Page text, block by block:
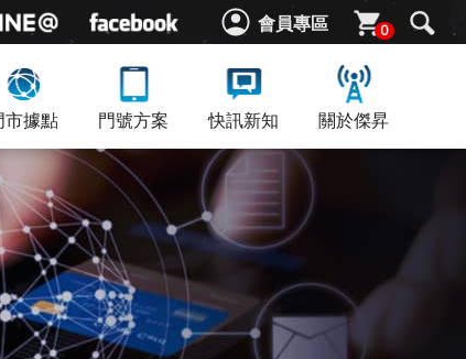
會員專區 0
市據點 門號方案 快訊新知 關於傑昇